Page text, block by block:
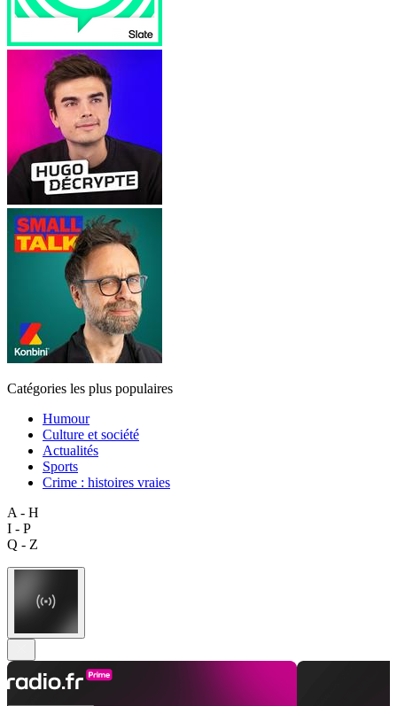
Catégories les plus populaires
Humour
Culture et société
Actualités
Sports
Crime : histoires vraies
A - H
I - P
Q - Z